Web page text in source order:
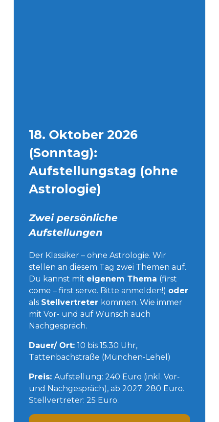
18. Oktober 2026
(Sonntag):
Aufstellungstag (ohne
Astrologie)
Zwei persönliche
Aufstellungen
Der Klassiker – ohne Astrologie. Wir
stellen an diesem Tag zwei Themen auf.
Du kannst mit eigenem Thema (first
come – first serve. Bitte anmelden!) oder
als Stellvertreter kommen. Wie immer
mit Vor- und auf Wunsch auch
Nachgespräch.
Dauer/ Ort:10 bis 15.30 Uhr,
Tattenbachstraße (München-Lehel)
Preis:Aufstellung: 240 Euro (inkl. Vor-
und Nachgespräch), ab 2027: 280 Euro.
Stellvertreter: 25 Euro.